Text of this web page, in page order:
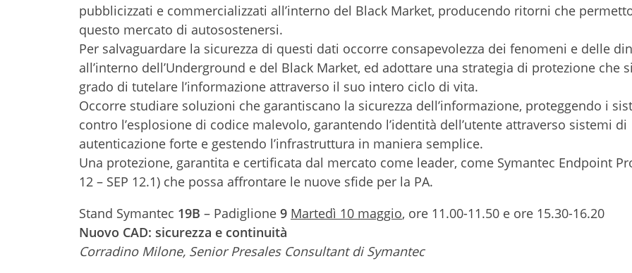
pubblicizzati e commercializzati all’interno del Black Market, producendo ritorni che
questo mercato di autosostenersi.
Per salvaguardare la sicurezza di questi dati occorre consapevolezza dei fenomeni e delle
all’interno dell’Underground e del Black Market, ed adottare una strategia di protezione che
grado di tutelare l’informazione attraverso il suo intero ciclo di vita.
Occorre studiare soluzioni che garantiscano la sicurezza dell’informazione, proteggendo i
contro l’esplosione di codice malevolo, garantendo l’identità dell’utente attraverso sistemi di
autenticazione forte e gestendo l’infrastruttura in maniera semplice.
Una protezione, garantita e certificata dal mercato come leader, come Symantec Endpoint
12 – SEP 12.1) che possa affrontare le nuove sfide per la PA.
Stand Symantec 19B – Padiglione 9 Martedì 10 maggio, ore 11.00-11.50 e ore 15.30-16.20
Nuovo CAD: sicurezza e continuità
Corradino Milone, Senior Presales Consultant di Symantec